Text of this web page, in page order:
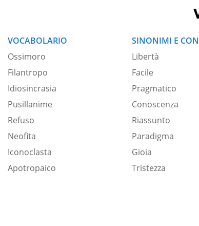
VOCABOLARIO
Ossimoro
Filantropo
Idiosincrasia
Pusillanime
Refuso
Neofita
Iconoclasta
Apotropaico
SINONIMI E
Libertà
Facile
Pragmatico
Conoscenza
Riassunto
Paradigma
Gioia
Tristezza